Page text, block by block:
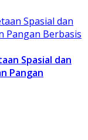
Spasial dan
Pangan